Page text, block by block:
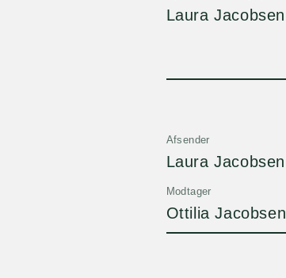
Laura Jacobsen
Afsender
Laura Jacobsen
Modtager
Ottilia Jacobsen